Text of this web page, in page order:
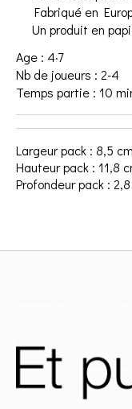
Fabriqué en
Un produit en
Age : 4·7
Nb de joueurs : 2-4
Temps partie : 10
Largeur pack : 8,5 cm
Hauteur pack : 11,8
Profondeur pack :